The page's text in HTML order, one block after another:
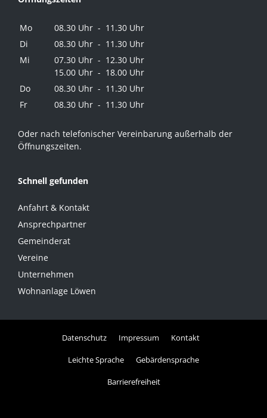
Mo
08.30 Uhr - 11.30 Uhr
Di
08.30 Uhr - 11.30 Uhr
Mi
07.30 Uhr - 12.30 Uhr
15.00 Uhr - 18.00 Uhr
Do
08.30 Uhr - 11.30 Uhr
Fr
08.30 Uhr - 11.30 Uhr
Oder nach telefonischer Vereinbarung außerhalb der
Öffnungszeiten.
Schnell gefunden
Anfahrt & Kontakt
Ansprechpartner
Gemeinderat
Vereine
Unternehmen
Wohnanlage Löwen
Datenschutz Impressum Kontakt
Leichte Sprache Gebärdensprache
Barrierefreiheit